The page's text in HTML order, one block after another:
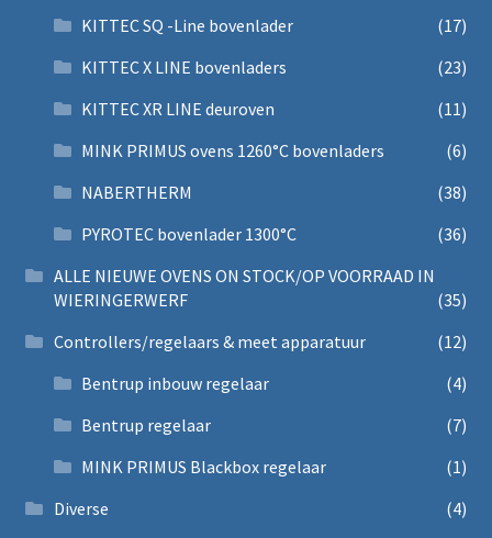
KITTEC SQ -Line bovenlader
(17)
KITTEC X LINE bovenladers
(23)
KITTEC XR LINE deuroven
(11)
MINK PRIMUS ovens 1260°C bovenladers
(6)
NABERTHERM
(38)
PYROTEC bovenlader 1300°C
(36)
ALLE NIEUWE OVENS ON STOCK/OP VOORRAAD IN
WIERINGERWERF
(35)
Controllers/regelaars & meet apparatuur
(12)
Bentrup inbouw regelaar
(4)
Bentrup regelaar
(7)
MINK PRIMUS Blackbox regelaar
(1)
Diverse
(4)